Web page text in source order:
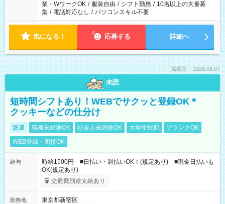
業・WワークOK / 服装自由 / シフト勤務 / 10名以上の大量募
集 / 電話対応なし / パソコンスキル不要
気になる！ 応募する 詳細へ
掲載日：2026.08.07
未読
短時間シフトあり！WEBでサクッと登録OK＊
クッキーなどの仕分け
派遣 職種未経験OK 社会人未経験OK 大学生歓迎
ブランクOK
WEB登録・面接OK
給与
時給1500円 ■日払い・週払いOK！(規定あり) ■現金日払いも
OK(規定あり)
交通費別途支給あり
勤務地
東京都新宿区